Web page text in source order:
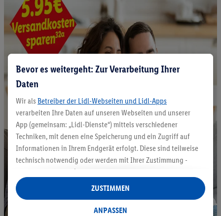
Bevor es weitergeht: Zur Verarbeitung Ihrer
Daten
Wir als Betreiber der Lidl-Webseiten und Lidl-Apps
verarbeiten Ihre Daten auf unseren Webseiten und unserer
App (gemeinsam: „Lidl-Dienste“) mittels verschiedener
Techniken, mit denen eine Speicherung und ein Zugriff auf
Informationen in Ihrem Endgerät erfolgt. Diese sind teilweise
technisch notwendig oder werden mit Ihrer Zustimmung -
auch durch Partner (u.a.
Verantwortliche; im Zusammenhang mit dem IAB TCF
insgesamt
Statistik-Erstellung oder für personalisierte Werbung
ANPASSEN
ZUSTIMMEN